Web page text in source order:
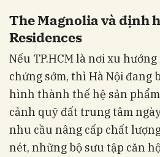
The Magnolia và định
Residences
Nếu TP.HCM là nơi xu
chứng sớm, thì Hà Nội đang
hình thành thế hệ sản
cảnh quỹ đất trung tâm
nhu cầu nâng cấp chất
nét, những bộ sưu tập căn